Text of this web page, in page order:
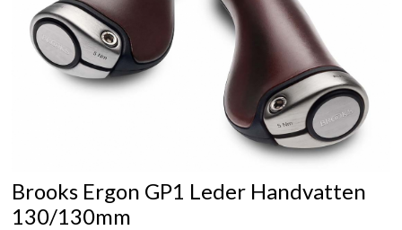
Brooks Ergon GP1 Leder Handvatten
130/130mm